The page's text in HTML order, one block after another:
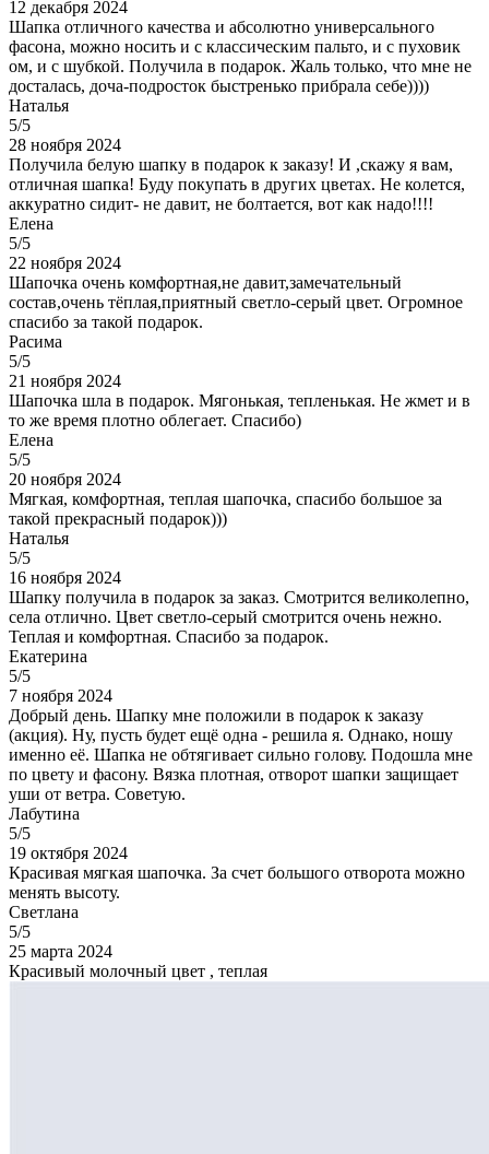
12 декабря 2024
Шапка отличного качества и абсолютно универсального
фасона, можно носить и с классическим пальто, и с пуховик
ом, и с шубкой. Получила в подарок. Жаль только, что мне не
досталась, доча-подросток быстренько прибрала себе))))
Наталья
5/5
28 ноября 2024
Получила белую шапку в подарок к заказу! И ,скажу я вам,
отличная шапка! Буду покупать в других цветах. Не колется,
аккуратно сидит- не давит, не болтается, вот как надо!!!!
Елена
5/5
22 ноября 2024
Шапочка очень комфортная,не давит,замечательный
состав,очень тёплая,приятный светло-серый цвет. Огромное
спасибо за такой подарок.
Расима
5/5
21 ноября 2024
Шапочка шла в подарок. Мягонькая, тепленькая. Не жмет и в
то же время плотно облегает. Спасибо)
Елена
5/5
20 ноября 2024
Мягкая, комфортная, теплая шапочка, спасибо большое за
такой прекрасный подарок)))
Наталья
5/5
16 ноября 2024
Шапку получила в подарок за заказ. Смотрится великолепно,
села отлично. Цвет светло-серый смотрится очень нежно.
Теплая и комфортная. Спасибо за подарок.
Екатерина
5/5
7 ноября 2024
Добрый день. Шапку мне положили в подарок к заказу
(акция). Ну, пусть будет ещё одна - решила я. Однако, ношу
именно её. Шапка не обтягивает сильно голову. Подошла мне
по цвету и фасону. Вязка плотная, отворот шапки защищает
уши от ветра. Советую.
Лабутина
5/5
19 октября 2024
Красивая мягкая шапочка. За счет большого отворота можно
менять высоту.
Светлана
5/5
25 марта 2024
Красивый молочный цвет , теплая